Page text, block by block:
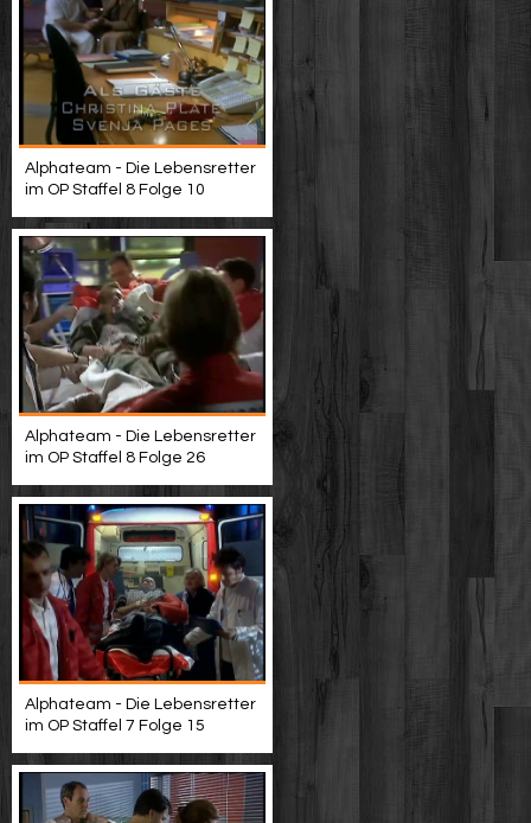
Alphateam - Die Lebensretter
im OP Staffel 8 Folge 10
Alphateam - Die Lebensretter
im OP Staffel 8 Folge 26
Alphateam - Die Lebensretter
im OP Staffel 7 Folge 15